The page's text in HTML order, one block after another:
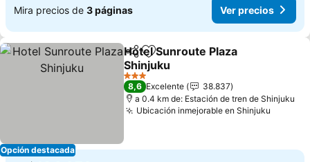
Mira precios de 3 páginas Ver precios
Opción destacada
CompartirAgregar a favoritos
Hotel Sunroute Plaza
Shinjuku
Ver precios
3 Estrellas
8,6 Excelente
38.837
a 0.4 km de: Estación de tren de Shinjuku
Ubicación inmejorable en Shinjuku